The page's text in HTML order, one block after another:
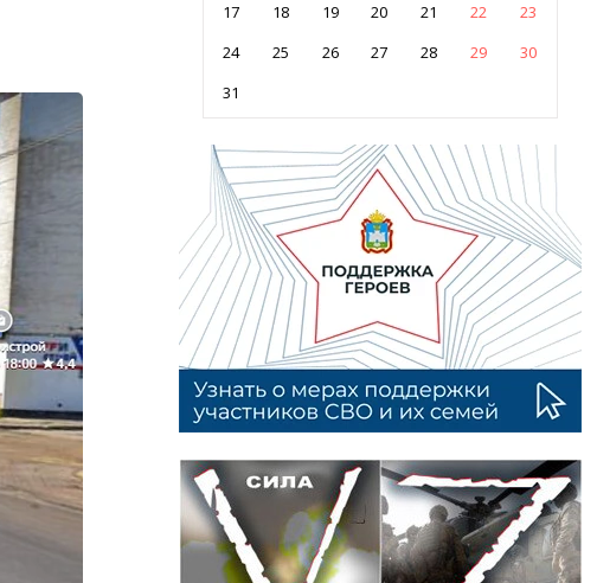
17
18 19 20 21 22
23
24
25 26 27 28 29
30
31